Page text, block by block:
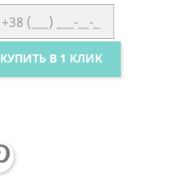
КУПИТЬ В 1 КЛИК